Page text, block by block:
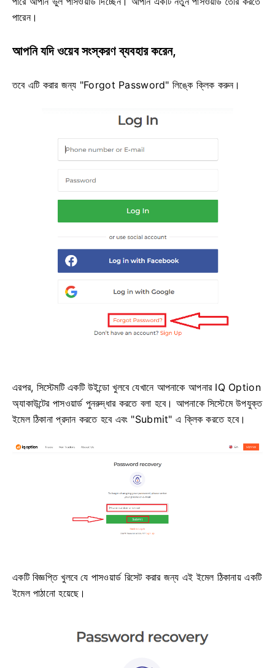
পারেন।
আপনি যদি ওয়েব সংস্করণ ব্যবহার করেন,
তবে এটি করার জন্য "Forgot Password" লিঙ্কে ক্লিক করুন।
এরপর, সিস্টেমটি একটি উইন্ডো খুলবে যেখানে আপনাকে আপনার IQ Option
অ্যাকাউন্টের পাসওয়ার্ড পুনরুদ্ধার করতে বলা হবে। আপনাকে সিস্টেমে উপযুক্ত
ইমেল ঠিকানা প্রদান করতে হবে এবং "Submit" এ ক্লিক করতে হবে।
একটি বিজ্ঞপ্তি খুলবে যে পাসওয়ার্ড রিসেট করার জন্য এই ইমেল ঠিকানায় একটি
ইমেল পাঠানো হয়েছে।